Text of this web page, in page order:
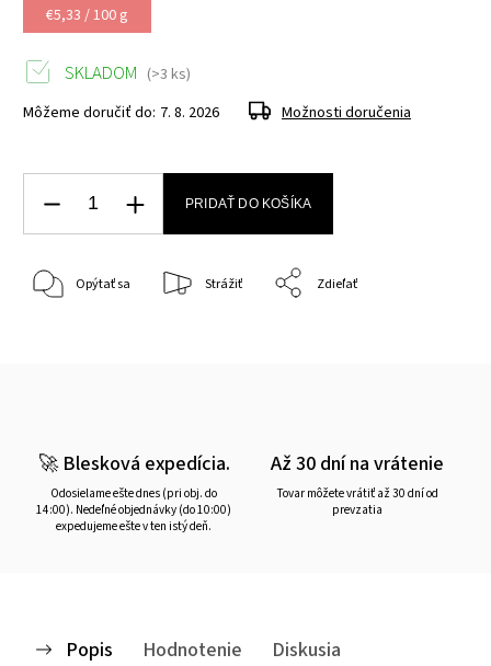
€5,33 / 100 g
SKLADOM (>3 ks)
Môžeme doručiť do: 7. 8. 2026 Možnosti doručenia
PRIDAŤ DO KOŠÍKA
Opýtať sa Strážiť Zdieľať
🚀 Blesková expedícia.
Odosielame ešte dnes (pri obj. do
14:00). Nedeľné objednávky (do 10:00)
expedujeme ešte v ten istý deň.
Až 30 dní na vrátenie
Tovar môžete vrátiť až 30 dní od
prevzatia
Popis Hodnotenie Diskusia